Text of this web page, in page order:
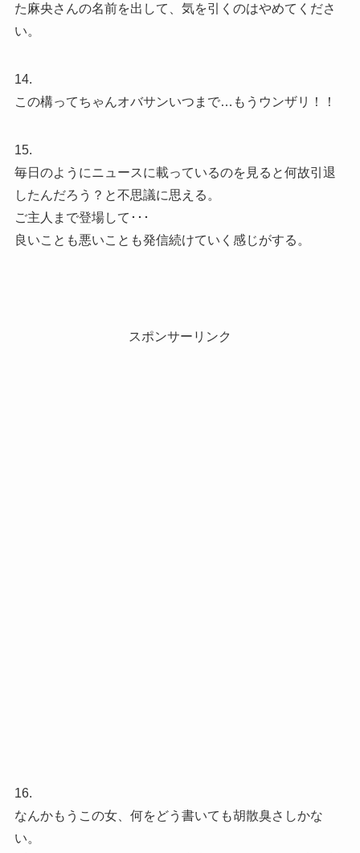
た麻央さんの名前を出して、気を引くのはやめてくださ
い。
14.
この構ってちゃんオバサンいつまで…もうウンザリ！！
15.
毎日のようにニュースに載っているのを見ると何故引退
したんだろう？と不思議に思える。
ご主人まで登場して･･･
良いことも悪いことも発信続けていく感じがする。
スポンサーリンク
16.
なんかもうこの女、何をどう書いても胡散臭さしかな
い。